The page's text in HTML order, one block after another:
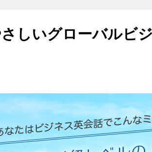
しいグローバルビ